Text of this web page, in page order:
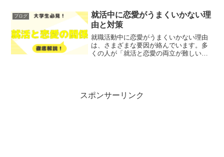
瞬間を乗り越える方法を、わかりやすく
解説します！レポトンこの...
ブログ
就活中に恋愛がうまくいかない理
由と対策
就職活動中に恋愛がうまくいかない理由
は、さまざまな要因が絡んでいます。多
くの人が「就活と恋愛の両立が難しい」
スポンサーリンク